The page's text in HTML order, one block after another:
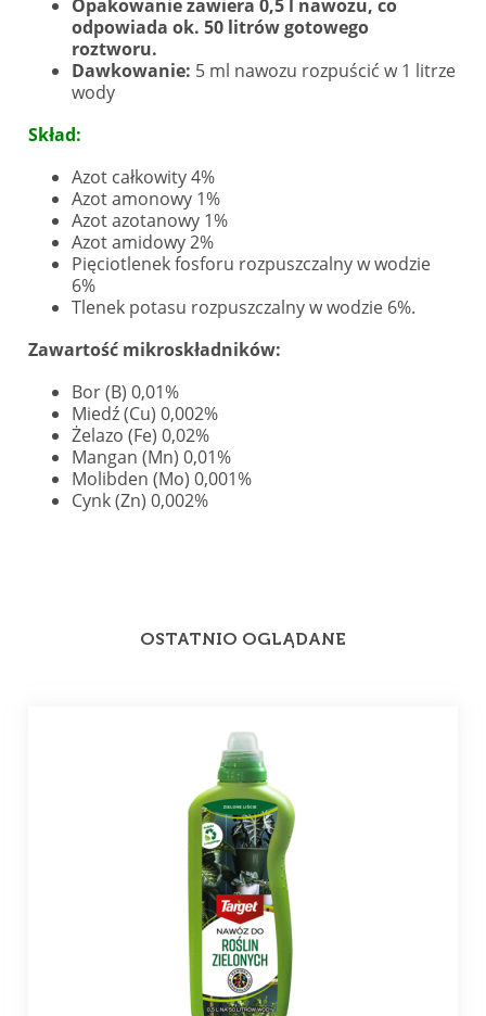
Opakowanie zawiera 0,5 l nawozu, co
odpowiada ok. 50 litrów gotowego
roztworu.
Dawkowanie: 5 ml nawozu rozpuścić w 1 litrze
wody
Skład:
Azot całkowity 4%
Azot amonowy 1%
Azot azotanowy 1%
Azot amidowy 2%
Pięciotlenek fosforu rozpuszczalny w wodzie
6%
Tlenek potasu rozpuszczalny w wodzie 6%.
Zawartość mikroskładników:
Bor (B) 0,01%
Miedź (Cu) 0,002%
Żelazo (Fe) 0,02%
Mangan (Mn) 0,01%
Molibden (Mo) 0,001%
Cynk (Zn) 0,002%
OSTATNIO OGLĄDANE